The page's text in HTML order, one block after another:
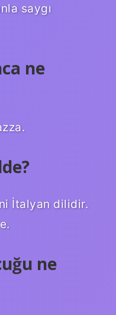
saygı
ne
İtalyan dilidir.
ne